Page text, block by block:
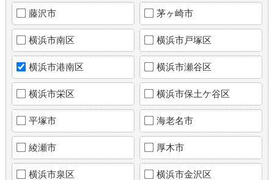
藤沢市 茅ヶ崎市
横浜市南区 横浜市戸塚区
横浜市港南区 横浜市瀬谷区
横浜市栄区 横浜市保土ケ谷区
平塚市 海老名市
綾瀬市 厚木市
横浜市泉区 横浜市金沢区